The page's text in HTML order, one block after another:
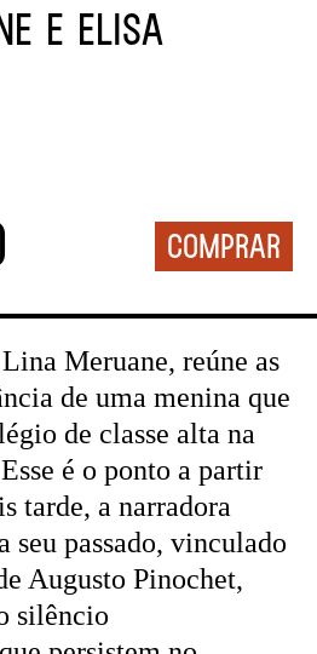
e Elisa
Meruane, reúne as
de uma menina que
de classe alta na
é o ponto a partir
tarde, a narradora
seu passado, vinculado
Augusto Pinochet,
silêncio